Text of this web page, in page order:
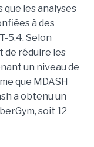
les analyses
à des
5.4. Selon
de réduire les
un niveau de
que MDASH
a obtenu un
soit 12